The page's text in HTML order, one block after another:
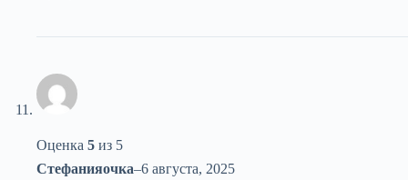
Оценка 5 из 5
Стефанияочка–6 августа, 2025